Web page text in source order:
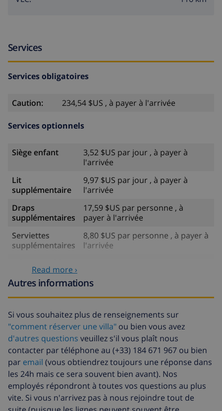
Services
Services obligatoires
Caution: 234,54 $US , à payer à l'arrivée
Services optionnels
Siège enfant
3,52 $US par jour , à payer à
l'arrivée
Lit
supplémentaire
9,97 $US par jour , à payer à
l'arrivée
Draps
supplémentaires
17,59 $US par personne , à
payer à l'arrivée
Serviettes
supplémentaires
8,80 $US par personne , à payer à
l'arrivée
Nettoyage
basée sur consommation
d'annulation:
Read more ›
Autres informations
Si vous souhaitez plus de renseignements sur
"comment réserver une villa" ou bien vous avez
d'autres questions veuillez s'il vous plaît nous
contacter par téléphone au (+33) 184 671 967 ou bien
par email (vous obtiendrez toujours une réponse dans
les 24h mais ce sera souvent bien avant). Nos
employés répondront à toutes vos questions au plus
vite. Si vous n'arrivez pas à nous rejoindre tout de